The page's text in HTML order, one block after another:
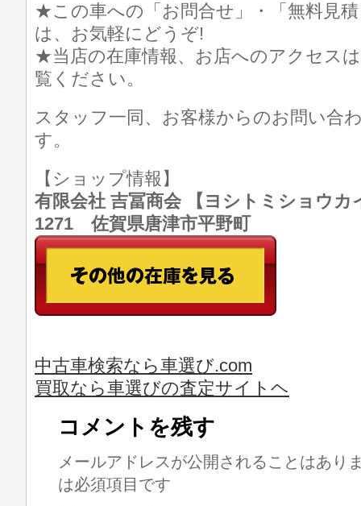
★この車への「お問合せ」・「無料見
は、お気軽にどうぞ!
★当店の在庫情報、お店へのアクセス
覧ください。
スタッフ一同、お客様からのお問い合
す。
【ショップ情報】
有限会社 吉冨商会 【ヨシトミショウ
1271 佐賀県唐津市平野町
中古車検索なら車選び.com
買取なら車選びの査定サイトヘ
コメントを残す
メールアドレスが公開されることはあり
は必須項目です